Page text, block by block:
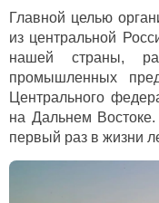
Главной целью
из центральной
нашей страны,
промышленных
Центрального
на Дальнем
первый раз в жизни